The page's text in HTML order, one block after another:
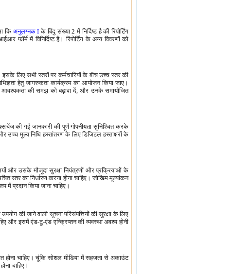
कि अनुलग्नक I के बिंदु संख्या 2 में निर्दिष्ट है की रिपोर्टिंग
फॉर्म में विनिर्दिष्ट है। रिपोर्टिंग के अन्य विवरणों को
लिए सभी स्तरों पर कर्मचारियों के बीच उच्च स्तर की
हेतु जागरुकता कार्यक्रम का आयोजन किया जाए।
आवश्यकता की समझ को बढ़ावा दें, और उनके समायोजित
की गई जानकारी की पूर्ण गोपनीयता सुनिश्चित करके
उच्च मूल्य निधि हस्तांतरण के लिए डिजिटल हस्ताक्षरों के
और उसके मौजूदा सुरक्षा नियंत्रणों और प्रक्रियाओं के
स्तर का निर्धारण करना होना चाहिए। जोखिम मूल्यांकन
प्रदान किया जाना चाहिए।
की जाने वाली सूचना परिसंपत्तियों की सुरक्षा के लिए
और इसमें एंड-टू-एंड एन्क्रिप्शन की व्यवस्था अवश्य होनी
होना चाहिए। चूंकि सोशल मीडिया में सहजता से अकाउंट
चाहिए।